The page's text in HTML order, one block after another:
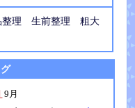
整理 生前整理 粗大
9月